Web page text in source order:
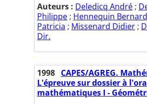
Auteurs : Deledicq André ;
Philippe ; Hennequin Bernard
Patricia ; Missenard Didier ;
Dir.
1998 CAPES/AGREG.
L'épreuve sur dossier à
mathématiques I -